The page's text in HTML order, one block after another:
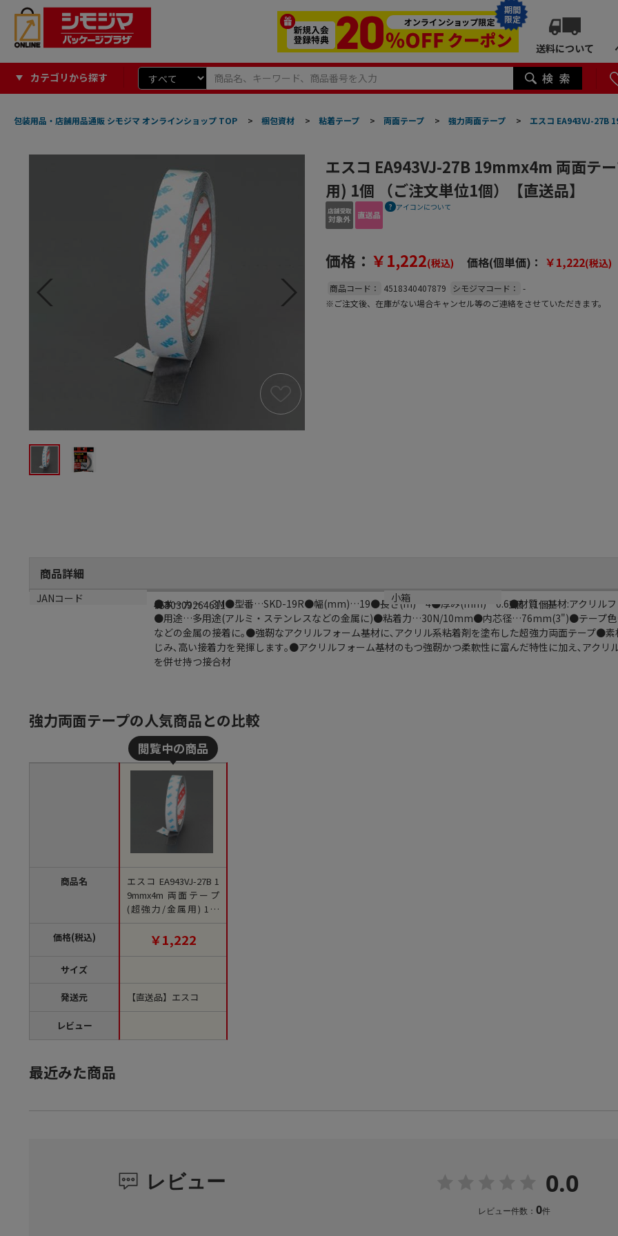
期間
限定
送料について
カテゴリから探す
包装用品・店舗用品通販 シモジマ オンラインショップ TOP > 梱包資材 > 粘着テープ > 両面テープ > 強力両面テープ > エスコ EA943VJ-27B
エスコ EA943VJ-27B 19mmx4m 両面テ
用) 1個 （ご注文単位1個）【直送品】
アイコンについて
価格： ￥1,222(税込) 価格(個単価)： ￥1,222(税込)
商品コード： 4518340407879 シモジマコード：
-
※ご注文後、在庫がない場合キャンセル等のご連絡をさせていただきます。
商品詳細
商品説明
●メーカー…3M●型番…SKD-19R●幅(mm)…19●長さ(m)…4●厚み(mm)…0.6●材質…基材:アクリルフ
●用途…多用途(アルミ・ステンレスなどの金属に)●粘着力…30N/10mm●内芯径…76mm(3")●テープ
などの金属の接着に｡●強靭なアクリルフォーム基材に､アクリル系粘着剤を塗布した超強力両面テープ●
じみ､高い接着力を発揮します｡●アクリルフォーム基材のもつ強靭かつ柔軟性に富んだ特性に加え､アクリ
を併せ持つ接合材
生産国
日本
小箱
1個（1個）
JANコード
4550309264611
強力両面テープの人気商品との比較
商品名
価格(税込)
サイズ
発送元
レビュー
エスコ EA943VJ-27B 1
9mmx4m 両面テープ
(超強力/金属用) 1個
（ご注文単位1個）
【直送品】￥1,222
【直送品】エスコ
最近みた商品
レビュー 0.0
レビュー件数： 0件